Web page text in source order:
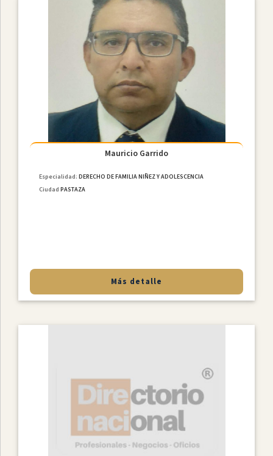
Mauricio Garrido
Especialidad:DERECHO DE FAMILIA NIÑEZ Y ADOLESCENCIA
Ciudad PASTAZA
Más detalle